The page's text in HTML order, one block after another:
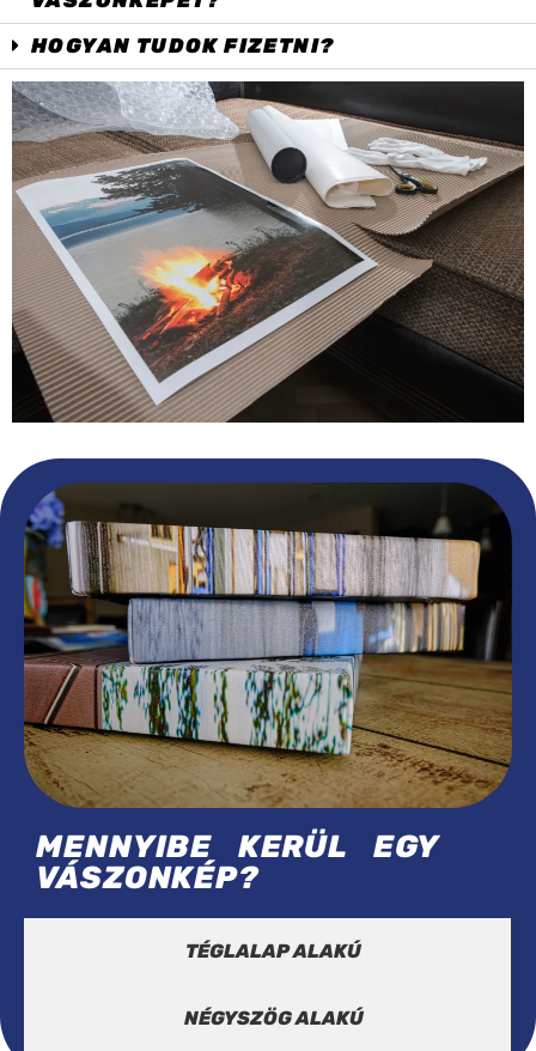
HOGYAN TUDOK FIZETNI?
MENNYIBE KERÜL EGY
VÁSZONKÉP?
TÉGLALAP ALAKÚ
NÉGYSZÖG ALAKÚ